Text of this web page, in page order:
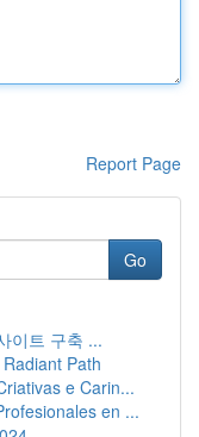
Report Page
Go
이트 구축 ...
Path
e Carin...
en ...